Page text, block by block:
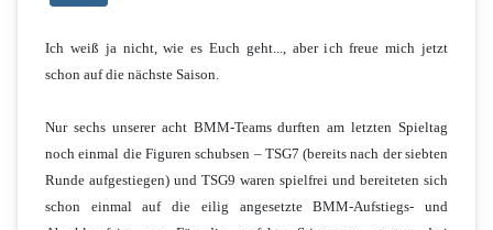
Ich weiß ja nicht, wie es Euch geht..., aber ich freue mich jetzt
schon auf die nächste Saison.
Nur sechs unserer acht BMM-Teams durften am letzten Spieltag
noch einmal die Figuren schubsen – TSG7 (bereits nach der siebten
Runde aufgestiegen) und TSG9 waren spielfrei und bereiteten sich
schon einmal auf die eilig angesetzte BMM-Aufstiegs- und